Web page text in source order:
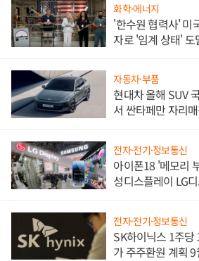
화학·에너지
'한수원 협력사' 미
자로 '임계 상태'
자동차·부품
현대차 올해 SUV
서 싼타페만 자리
전자·전기·정보통신
아이폰18 '메모리
성디스플레이 LG
전자·전기·정보통신
SK하이닉스 1주당
가 주주환원 계획